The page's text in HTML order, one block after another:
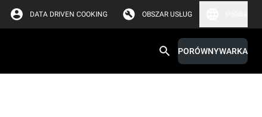
DATA DRIVEN COOKING OBSZAR USŁUG
PORÓWNYWARKA